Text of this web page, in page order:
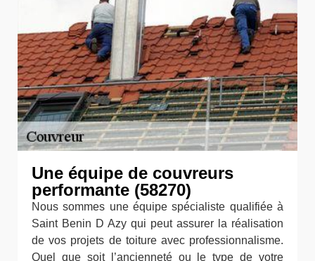
Une équipe de couvreurs
performante (58270)
Nous sommes une équipe spécialiste qualifiée à
Saint Benin D Azy qui peut assurer la réalisation
de vos projets de toiture avec professionnalisme.
Quel que soit l’ancienneté ou le type de votre